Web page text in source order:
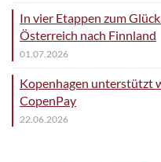
In vier Etappen zum
Österreich nach Finnland
01.07.2026
Kopenhagen unterstützt
CopenPay
22.06.2026